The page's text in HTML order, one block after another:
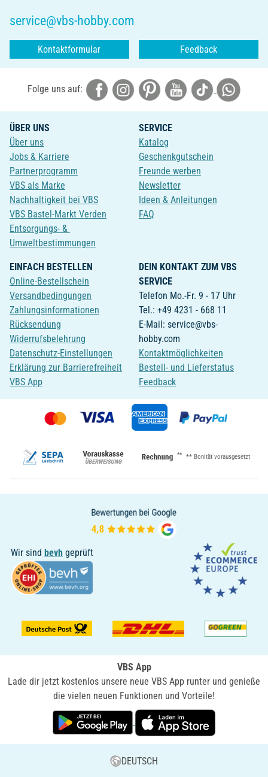
service@vbs-hobby.com
Kontaktformular Feedback
Folge uns auf:
ÜBER UNS
Über uns
Jobs & Karriere
Partnerprogramm
VBS als Marke
Nachhaltigkeit bei VBS
VBS Bastel-Markt Verden
Entsorgungs- &
Umweltbestimmungen
SERVICE
Katalog
Geschenkgutschein
Freunde werben
Newsletter
Ideen & Anleitungen
FAQ
EINFACH BESTELLEN
Online-Bestellschein
Versandbedingungen
Zahlungsinformationen
Rücksendung
Widerrufsbelehrung
Datenschutz-Einstellungen
Erklärung zur Barrierefreiheit
VBS App
DEIN KONTAKT ZUM VBS
SERVICE
Telefon Mo.-Fr. 9 - 17 Uhr
Tel.: +49 4231 - 668 11
E-Mail: service@vbs-
hobby.com
Kontaktmöglichkeiten
Bestell- und Lieferstatus
Feedback
** ** Bonität vorausgesetzt
Wir sind bevh geprüft
VBS App
Lade dir jetzt kostenlos unsere neue VBS App runter und genieße
die vielen neuen Funktionen und Vorteile!
DEUTSCH